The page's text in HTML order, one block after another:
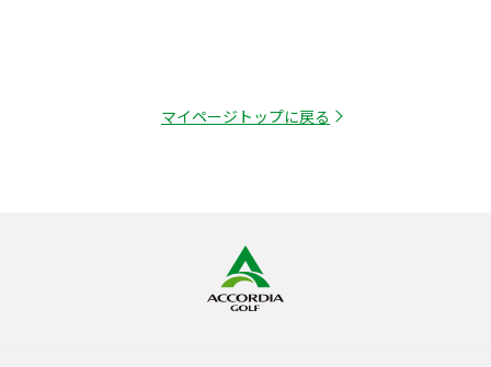
マイページトップに戻る